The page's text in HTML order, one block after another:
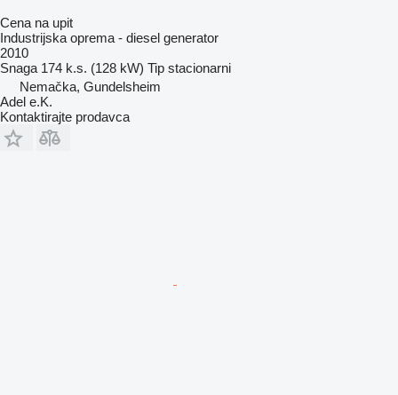
Cena na upit
Industrijska oprema - diesel generator
2010
Snaga 174 k.s. (128 kW) Tip stacionarni
Nemačka, Gundelsheim
Adel e.K.
Kontaktirajte prodavca